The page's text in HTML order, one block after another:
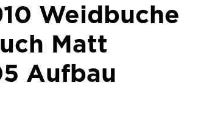
Weidbuche
Matt
Aufbau